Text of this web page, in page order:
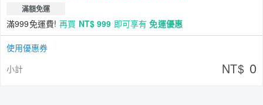
滿額免運
滿999免運費! 再買 NT$ 999 即可享有免運優惠
使用優惠券
小計
NT$ 0